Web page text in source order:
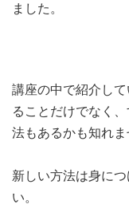
ました。
講座の中で紹介し
ることだけでなく
法もあるかも知れま
新しい方法は身に
い。